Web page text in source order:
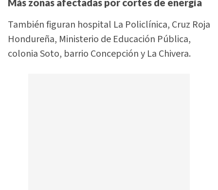
También figuran hospital La Policlínica, Cruz Roja
Hondureña, Ministerio de Educación Pública,
colonia Soto, barrio Concepción y La Chivera.